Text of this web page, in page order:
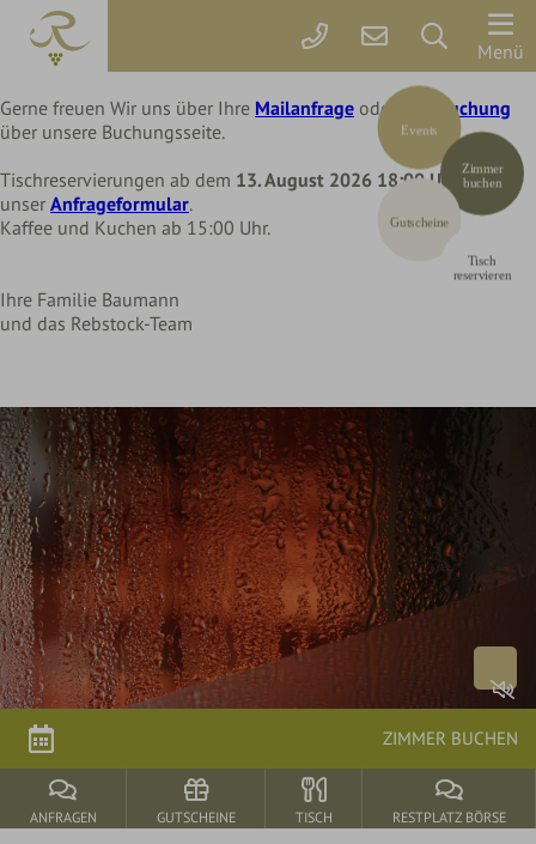
Liebe Rebstock Gäste,
wir machen eine kleine Pause im Hotel und Restaurant
bis Mittwoch, 12. August 2026
Gerne freuen Wir uns über Ihre Mailanfrage oder Ihre
Buchung
über unsere Buchungsseite.
Tischreservierungen ab dem 13. August 2026 18:00 Uhr über
unser Anfrageformular.
Kaffee und Kuchen ab 15:00 Uhr.
Ihre Familie Baumann
und das Rebstock-Team
Menü
Events
Zimmer
buchen
Gutscheine
Tisch
reservieren
ZIMMER BUCHEN
ANFRAGEN GUTSCHEINE TISCH RESTPLATZ BÖRSE
Der
Rebstock
der
Park
Gastgeber
Willkommen
Kinder!
Video
Rebstock
SHOP
Zimmer
&
Preise
Arrangements
parkSPA